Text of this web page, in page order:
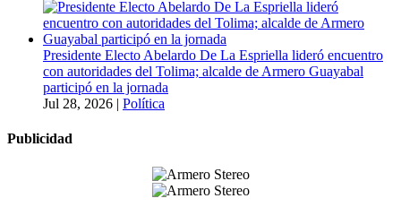
Presidente Electo Abelardo De La Espriella lideró encuentro
con autoridades del Tolima; alcalde de Armero Guayabal
participó en la jornada
Jul 28, 2026 | Política
Publicidad